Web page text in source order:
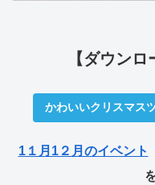
【ダウンロ
かわいいクリスマス
1１月1２月のイベント